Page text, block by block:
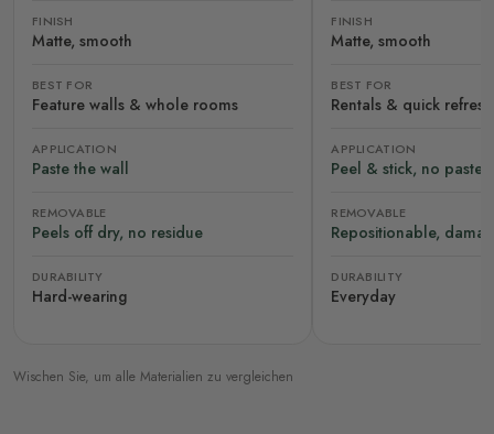
FINISH
Matte, smooth
BEST FOR
Feature walls & whole rooms
APPLICATION
Paste the wall
REMOVABLE
Peels off dry, no residue
DURABILITY
Hard-wearing
FINISH
Matte, smooth
BEST FOR
Rentals & quick
APPLICATION
Peel & stick, no paste
REMOVABLE
Repositionable,
DURABILITY
Everyday
Wischen Sie, um alle Materialien zu vergleichen